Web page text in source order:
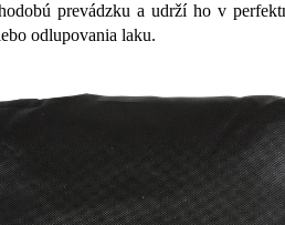
prevádzku a udrží ho v
odlupovania laku.